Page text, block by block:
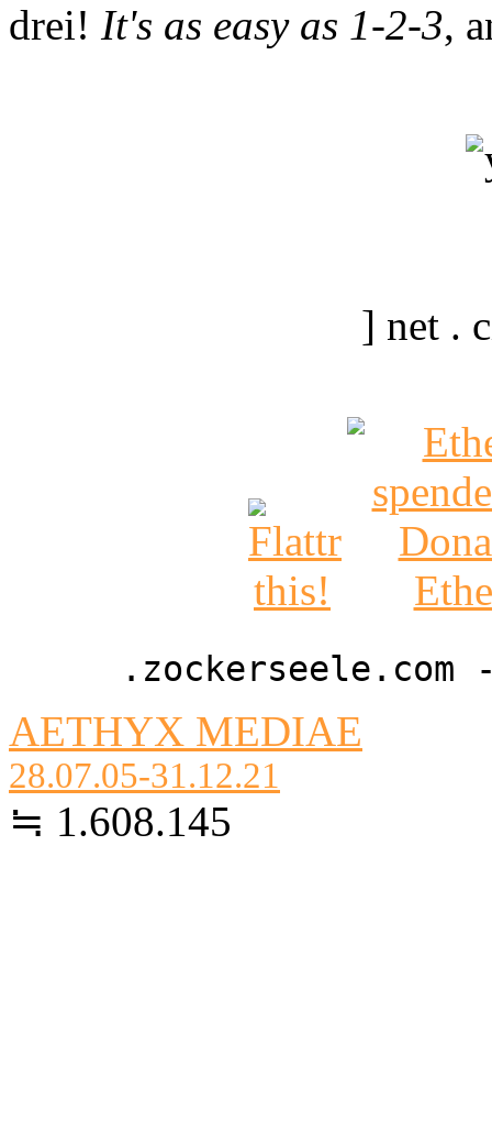
drei! It's as easy as 1-2-3,
] net .
AETHYX MEDIAE
28.07.05-31.12.21
≒ 1.608.145